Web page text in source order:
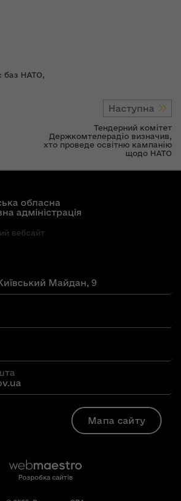
баз НАТО,
Наступна
Тендерний комітет
Держкомтелерадіо визначив,
хто проведе освітню кампанію
щодо НАТО
обласна
адміністрація
вебсайт
Майдан, 9
Мапа сайту
Розробка сайтів